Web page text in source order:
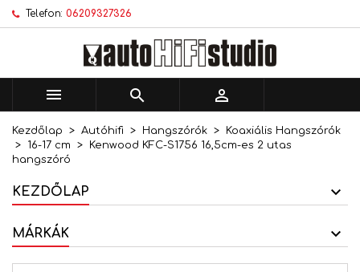
Telefon: 06209327326
  
Kezdőlap Autóhifi Hangszórók
Koaxiális Hangszórók
16-17 cm
Kenwood KFC-S1756 16,5cm-es 2 utas
hangszóró
KEZDŐLAP
MÁRKÁK
Kívánságlistáim ×
Új lista létrehozása
Kívánságlista létrehozása ×
Kívánságlista neve
Bejelentkezés ×
történő mentéséhez.
Mégsem Bejelentkezés